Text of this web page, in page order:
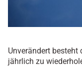
Unverändert besteht
jährlich zu